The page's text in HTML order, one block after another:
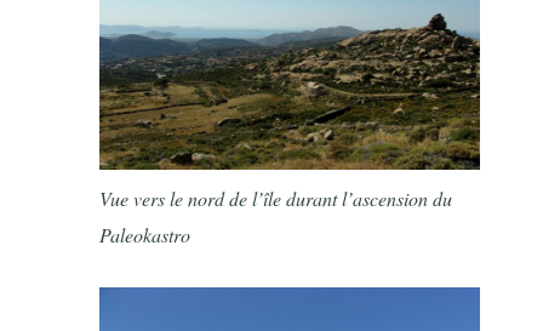
Vue vers le nord de l’île durant l’ascension du
Paleokastro